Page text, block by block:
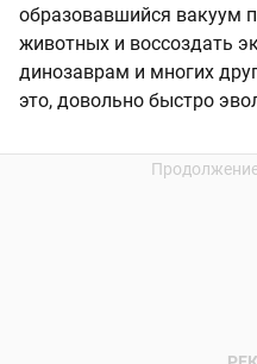
образовавшийся вакуум
животных и воссоздать
динозаврам и многих
это, довольно быстро